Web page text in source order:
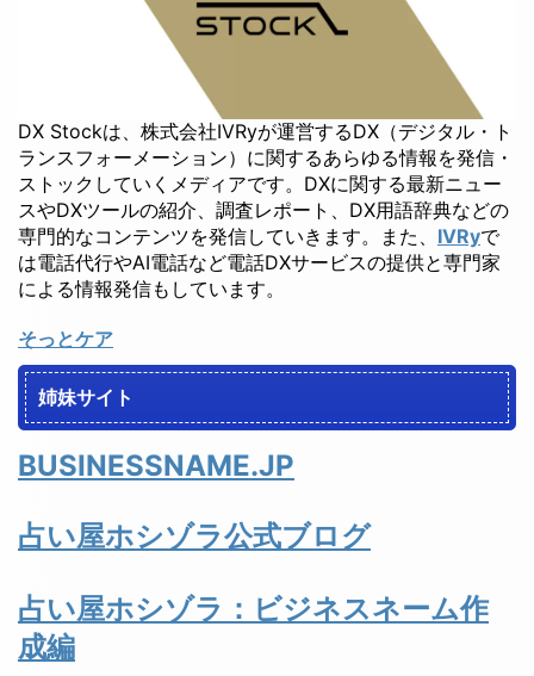
DX Stockは、株式会社IVRyが運営するDX（デジタル・ト
ランスフォーメーション）に関するあらゆる情報を発信・
ストックしていくメディアです。DXに関する最新ニュー
スやDXツールの紹介、調査レポート、DX用語辞典などの
専門的なコンテンツを発信していきます。また、 IVRyで
は電話代行やAI電話など電話DXサービスの提供と専門家
による情報発信もしています。
そっとケア
姉妹サイト
BUSINESSNAME.JP
占い屋ホシゾラ公式ブログ
占い屋ホシゾラ：ビジネスネーム作
成編